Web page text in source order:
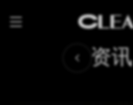
资讯